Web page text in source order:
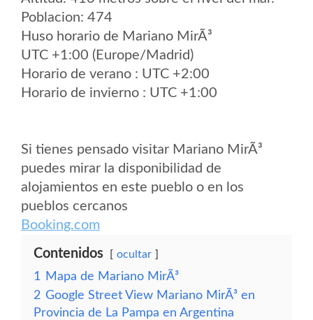
Poblacion: 474
Huso horario de Mariano MirÃ³
UTC +1:00 (Europe/Madrid)
Horario de verano : UTC +2:00
Horario de invierno : UTC +1:00
Si tienes pensado visitar Mariano MirÃ³
puedes mirar la disponibilidad de
alojamientos en este pueblo o en los
pueblos cercanos
Booking.com
Contenidos ocultar
1
Mapa de Mariano MirÃ³
2 Google Street View Mariano MirÃ³ en
Provincia de La Pampa en Argentina